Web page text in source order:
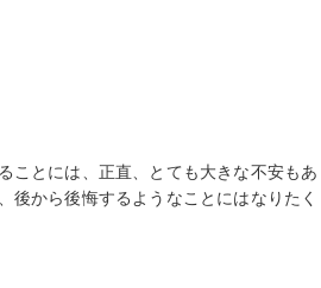
ことには、正直、とても大きな不安もあ
後から後悔するようなことにはなりたく